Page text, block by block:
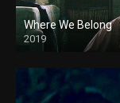
Where We Belong
2019